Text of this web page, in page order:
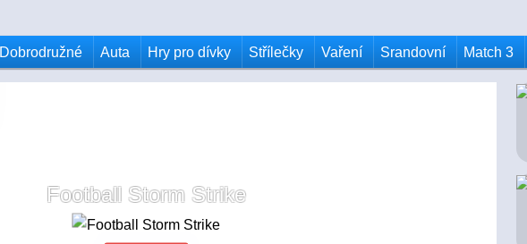
Dobrodružné Auta Hry pro dívky Střílečky Vaření Srandovní Match 3
Football Storm Strike